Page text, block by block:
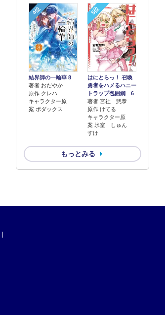
4位
結界師の一輪華 8
著者 おだやか
原作 クレハ
キャラクター原
案 ボダックス
5位
はにとらっ！ 召喚
勇者をハメるハニー
トラップ包囲網 6
著者 宮社 惣恭
原作 けてる
キャラクター原
案 氷室 しゅん
すけ
もっとみる